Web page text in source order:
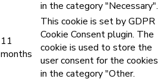
in the category "Necessary".
11
months
This cookie is set by GDPR
Cookie Consent plugin. The
cookie is used to store the
user consent for the cookies
in the category "Other.